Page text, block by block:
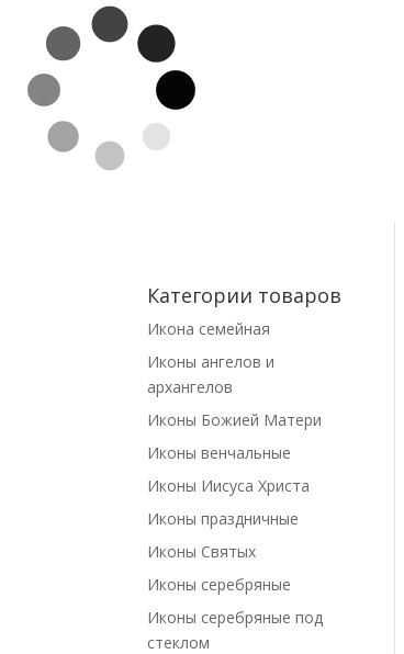
Категории товаров
Икона семейная
Иконы ангелов и
архангелов
Иконы Божией Матери
Иконы венчальные
Иконы Иисуса Христа
Иконы праздничные
Иконы Святых
Иконы серебряные
Иконы серебряные под
стеклом